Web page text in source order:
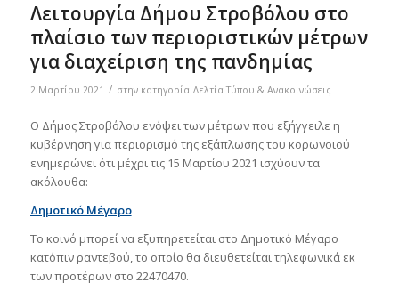
Λειτουργία Δήμου Στροβόλου στο
πλαίσιο των περιοριστικών μέτρων
για διαχείριση της πανδημίας
2 Μαρτίου 2021 / στην κατηγορία Δελτία Τύπου & Ανακοινώσεις
Ο Δήμος Στροβόλου ενόψει των μέτρων που εξήγγειλε η
κυβέρνηση για περιορισμό της εξάπλωσης του κορωνοϊού
ενημερώνει ότι μέχρι τις 15 Μαρτίου 2021 ισχύουν τα
ακόλουθα:
Δημοτικό Μέγαρο
Το κοινό μπορεί να εξυπηρετείται στο Δημοτικό Μέγαρο
κατόπιν ραντεβού, το οποίο θα διευθετείται τηλεφωνικά εκ
των προτέρων στο 22470470.